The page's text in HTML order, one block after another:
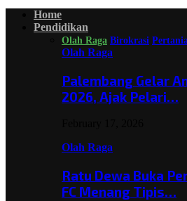
Home
Pendidikan
Olah Raga Birokrasi
Olah Raga
Palembang Gelar
2026, Ajak Pelari…
Olah Raga
Ratu Dewa Buka
FC Menang Tipis…